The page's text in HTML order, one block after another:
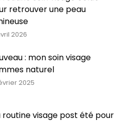
retrouver une peau
2026
: mon soin visage
naturel
2025
routine visage post été pour